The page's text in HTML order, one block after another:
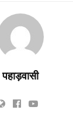
पहाड़वासी